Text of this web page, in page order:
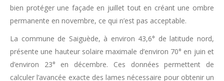
bien protéger une façade en juillet tout en créant une ombre
permanente en novembre, ce qui n’est pas acceptable.
La commune de Saiguède, à environ 43,6° de latitude nord,
présente une hauteur solaire maximale d’environ 70° en juin et
d’environ 23° en décembre. Ces données permettent de
calculer l’avancée exacte des lames nécessaire pour obtenir un